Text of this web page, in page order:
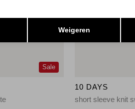
Sale
10 DAYS
Weigeren